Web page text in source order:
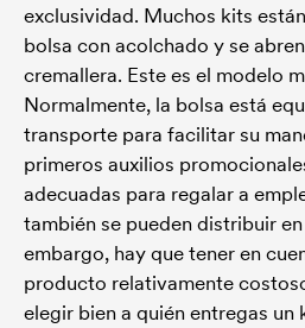
exclusividad. Muchos kits
bolsa con acolchado y se
cremallera. Este es el modelo
Normalmente, la bolsa está
transporte para facilitar su
primeros auxilios
adecuadas para regalar a
también se pueden distribuir
embargo, hay que tener en
producto relativamente
elegir bien a quién entregas un